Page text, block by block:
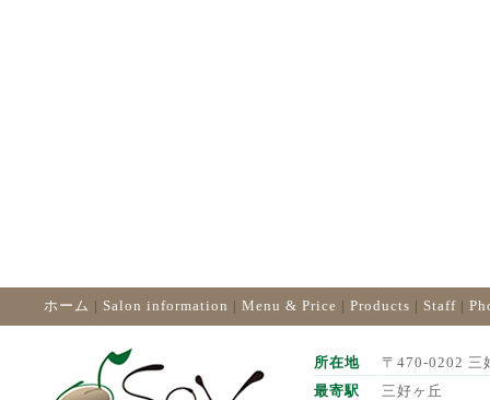
ホーム | Salon information | Menu & Price | Products | Staff |
所在地
〒470-0202 三
最寄駅
三好ヶ丘